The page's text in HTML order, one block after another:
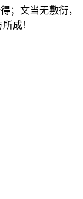
；文当无敷衍，
成！